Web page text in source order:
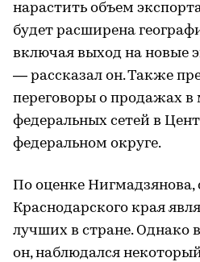
нарастить объем
будет расширена
включая выход на новые
— рассказал он. Также
переговоры о продажах в
федеральных сетей в
федеральном округе.
По оценке Нигмадзянова,
Краснодарского края
лучших в стране. Однако
он, наблюдался